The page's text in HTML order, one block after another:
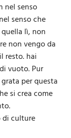
nel senso
senso che
lì, non
non vengo da
resto. hai
vuoto. Pur
per questa
si crea come
di culture